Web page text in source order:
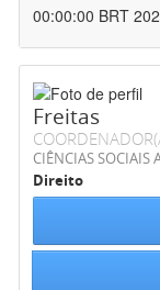
00:00:00 BRT
Freitas
CIÊNCIAS SOCIAIS
Direito